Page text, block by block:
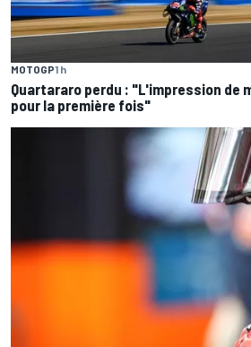
MOTOGP1 h
Quartararo perdu : "L'impression de
pour la première fois"